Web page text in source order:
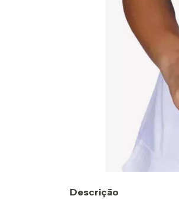
Descrição